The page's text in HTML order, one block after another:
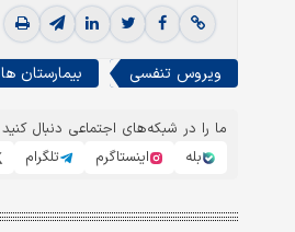
ویروس تنفسی بیمارستان ها
ما را در شبکه‌های اجتماعی دنبال کنید
بله
اینستاگرم تلگرام